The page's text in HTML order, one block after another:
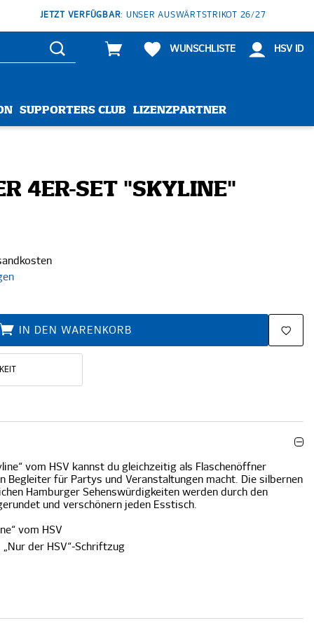
JETZT VERFÜGBAR: UNSER AUSWÄRTSTRIKOT 26/27
WUNSCHLISTE HSV ID
SUPPORTERS CLUB LIZENZPARTNER
4ER-SET "SKYLINE"
IN DEN WARENKORB
vom HSV kannst du gleichzeitig als Flaschenöffner
Begleiter für Partys und Veranstaltungen macht. Die silbernen
Hamburger Sehenswürdigkeiten werden durch den
und verschönern jeden Esstisch.
vom HSV
der HSV“-Schriftzug